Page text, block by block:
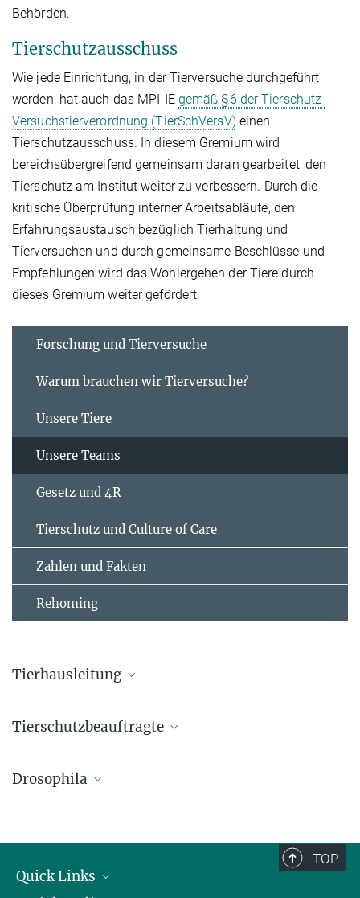
Behörden.
Tierschutzausschuss
Wie jede Einrichtung, in der Tierversuche durchgeführt
werden, hat auch das MPI-IE gemäß §6 der Tierschutz-
Versuchstierverordnung (TierSchVersV) einen
Tierschutzausschuss. In diesem Gremium wird
bereichsübergreifend gemeinsam daran gearbeitet, den
Tierschutz am Institut weiter zu verbessern. Durch die
kritische Überprüfung interner Arbeitsabläufe, den
Erfahrungsaustausch bezüglich Tierhaltung und
Tierversuchen und durch gemeinsame Beschlüsse und
Empfehlungen wird das Wohlergehen der Tiere durch
dieses Gremium weiter gefördert.
Forschung und Tierversuche
Warum brauchen wir Tierversuche?
Unsere Tiere
Unsere Teams
Gesetz und 4R
Tierschutz und Culture of Care
Zahlen und Fakten
Rehoming
Tierhausleitung
Dr. med. vet. Caroline Johner
Tierschutzbeauftragte
kunz@ie-freiburg.mpg.de
zintzsch@ie-freiburg.mpg.de
Drosophila
TOP
Quick Links